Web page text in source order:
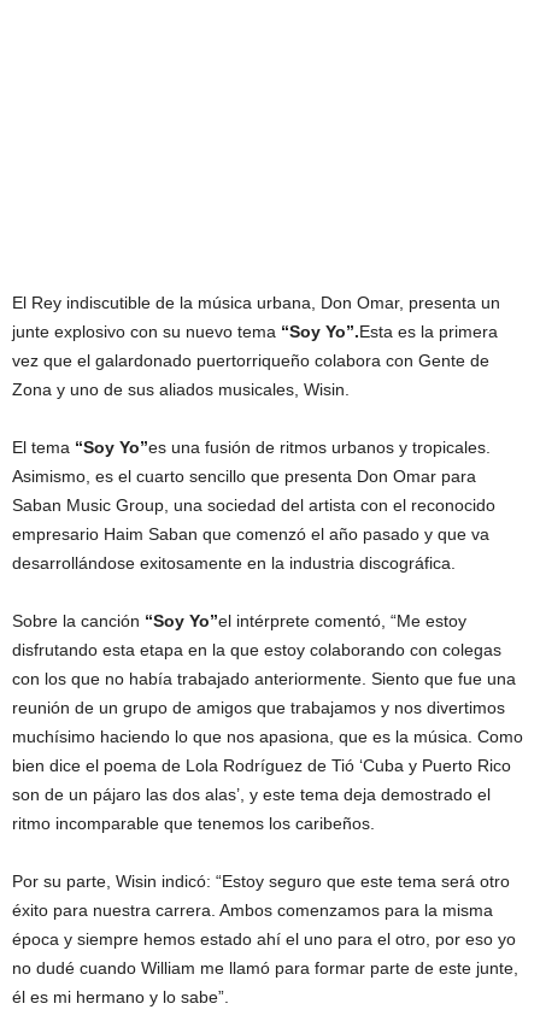
El Rey indiscutible de la música urbana, Don Omar, presenta un
junte explosivo con su nuevo tema “Soy Yo”.Esta es la primera
vez que el galardonado puertorriqueño colabora con Gente de
Zona y uno de sus aliados musicales, Wisin.
El tema “Soy Yo”es una fusión de ritmos urbanos y tropicales.
Asimismo, es el cuarto sencillo que presenta Don Omar para
Saban Music Group, una sociedad del artista con el reconocido
empresario Haim Saban que comenzó el año pasado y que va
desarrollándose exitosamente en la industria discográfica.
Sobre la canción “Soy Yo”el intérprete comentó, “Me estoy
disfrutando esta etapa en la que estoy colaborando con colegas
con los que no había trabajado anteriormente. Siento que fue una
reunión de un grupo de amigos que trabajamos y nos divertimos
muchísimo haciendo lo que nos apasiona, que es la música. Como
bien dice el poema de Lola Rodríguez de Tió ‘Cuba y Puerto Rico
son de un pájaro las dos alas’, y este tema deja demostrado el
ritmo incomparable que tenemos los caribeños.
Por su parte, Wisin indicó: “Estoy seguro que este tema será otro
éxito para nuestra carrera. Ambos comenzamos para la misma
época y siempre hemos estado ahí el uno para el otro, por eso yo
no dudé cuando William me llamó para formar parte de este junte,
él es mi hermano y lo sabe”.